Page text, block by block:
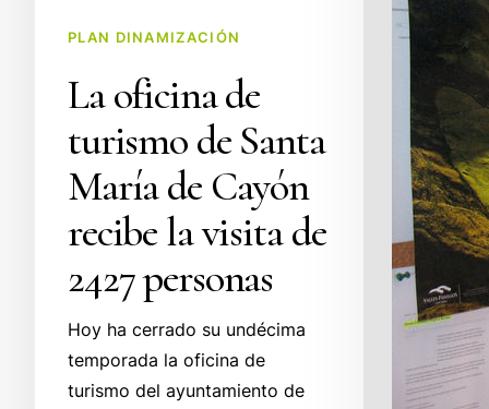
Cayón
visita
2427
PLAN DINAMIZACIÓN
La oficina de
turismo de Santa
María de Cayón
recibe la visita de
2427 personas
Hoy ha cerrado su undécima
temporada la oficina de
turismo del ayuntamiento de
Turística
con